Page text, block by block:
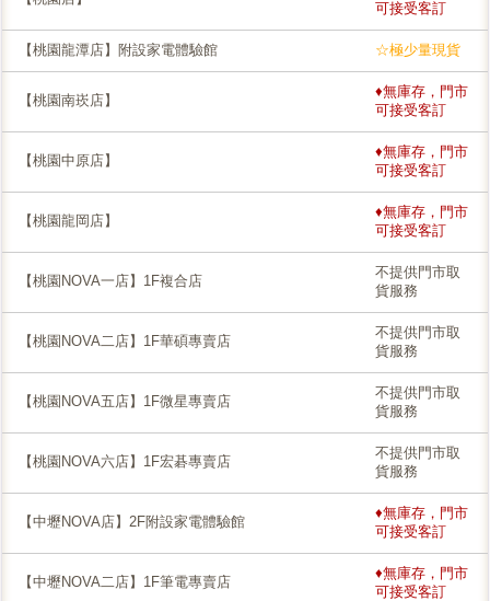
可接受客訂
【桃園龍潭店】附設家電體驗館 ☆極少量現貨
【桃園南崁店】
♦無庫存，門市
可接受客訂
【桃園中原店】
♦無庫存，門市
可接受客訂
【桃園龍岡店】
♦無庫存，門市
可接受客訂
【桃園NOVA一店】1F複合店
不提供門市取
貨服務
【桃園NOVA二店】1F華碩專賣店
不提供門市取
貨服務
【桃園NOVA五店】1F微星專賣店
不提供門市取
貨服務
【桃園NOVA六店】1F宏碁專賣店
不提供門市取
貨服務
【中壢NOVA店】2F附設家電體驗館
♦無庫存，門市
可接受客訂
【中壢NOVA二店】1F筆電專賣店
♦無庫存，門市
可接受客訂